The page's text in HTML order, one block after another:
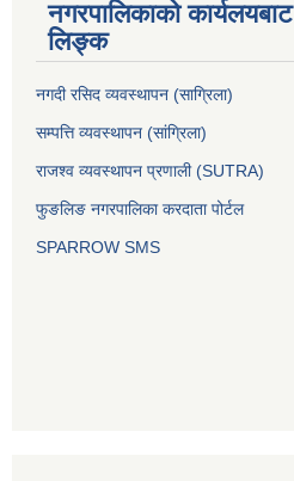
नगरपालिकाको
लिङ्क
नगदी रसिद व्यवस्थापन (साग्रिला)
सम्पत्ति व्यवस्थापन (सांग्रिला)
राजश्व व्यवस्थापन प्रणाली (SUTRA)
फुङलिङ नगरपालिका करदाता पोर्टल
SPARROW SMS